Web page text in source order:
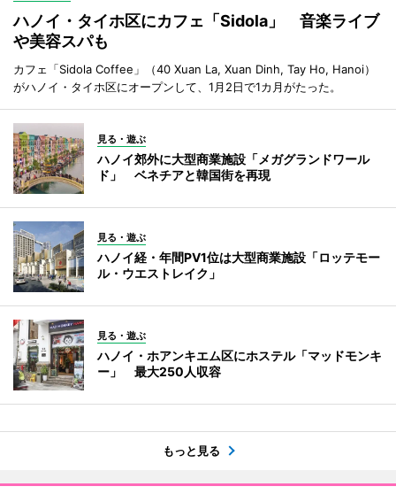
ハノイ・タイホ区にカフェ「Sidola」 音楽ライブ
や美容スパも
カフェ「Sidola Coffee」（40 Xuan La, Xuan Dinh, Tay Ho, Hanoi）
がハノイ・タイホ区にオープンして、1月2日で1カ月がたった。
見る・遊ぶ
ハノイ郊外に大型商業施設「メガグランドワール
ド」 ベネチアと韓国街を再現
見る・遊ぶ
ハノイ経・年間PV1位は大型商業施設「ロッテモー
ル・ウエストレイク」
見る・遊ぶ
ハノイ・ホアンキエム区にホステル「マッドモンキ
ー」 最大250人収容
もっと見る